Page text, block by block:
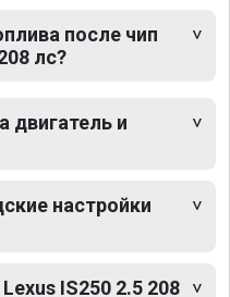
после чип
лс?
двигатель и
настройки
IS250 2.5 208